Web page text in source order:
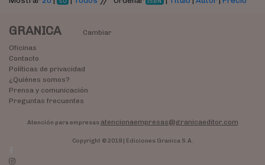
GRANICA
Cambiar
Oficinas
Contacto
Políticas de privacidad
¿Quiénes somos?
Prensa y comunicación
Preguntas frecuentes
Atención para empresas atencionaempresas@granicaeditor.com
Copyright © 2019 | Ediciones Granica S.A.